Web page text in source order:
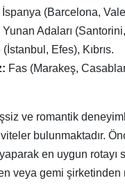
(Barcelona,
Yunan Adaları
Efes), Kıbrıs.
Fas (Marakeş,
ve romantik
bulunmaktadır.
en uygun rotayı
veya gemi şirketinden